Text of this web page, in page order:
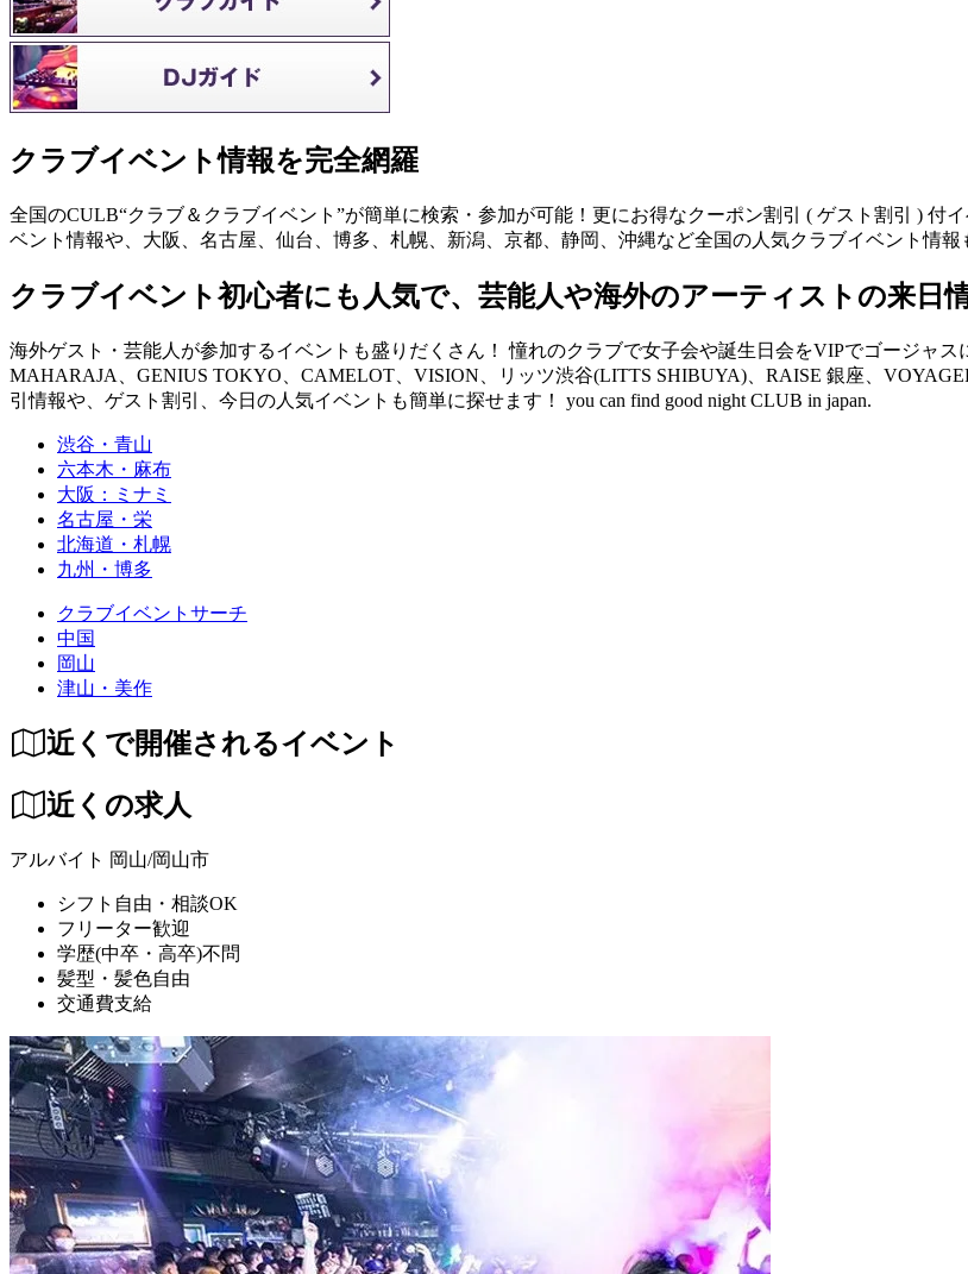
クラブイベント情報を完全網羅
全国のCULB“クラブ＆クラブイベント”が簡単に検索・参加が可能！更にお得なクーポン割引 ( ゲスト割引 ) 付
ベント情報や、大阪、名古屋、仙台、博多、札幌、新潟、京都、静岡、沖縄など全国の人気クラブイベント情報
クラブイベント初心者にも人気で、芸能人や海外のアーティストの来日
海外ゲスト・芸能人が参加するイベントも盛りだくさん！ 憧れのクラブで女子会や誕生日会をVIPでゴージャ
MAHARAJA、GENIUS TOKYO、CAMELOT、VISION、リッツ渋谷(LITTS SHIBUYA)、RAISE 銀座、
引情報や、ゲスト割引、今日の人気イベントも簡単に探せます！ you can find good night CLUB in japan.
渋谷・青山
六本木・麻布
大阪：ミナミ
名古屋・栄
北海道・札幌
九州・博多
クラブイベントサーチ
中国
岡山
津山・美作
近くで開催されるイベント
近くの求人
アルバイト 岡山/岡山市
シフト自由・相談OK
フリーター歓迎
学歴(中卒・高卒)不問
髪型・髪色自由
交通費支給